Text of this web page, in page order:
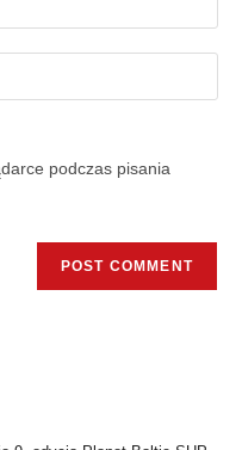
podczas pisania